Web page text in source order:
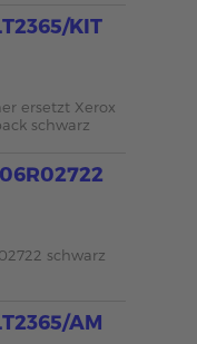
KIT
ersetzt Xerox
schwarz
schwarz
AM